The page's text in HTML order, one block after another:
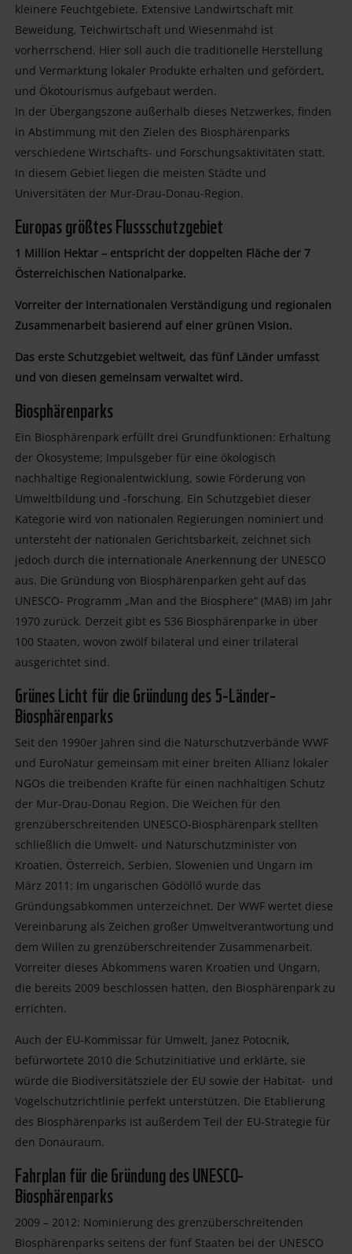
kleinere Feuchtgebiete. Extensive Landwirtschaft mit
Beweidung, Teichwirtschaft und Wiesenmahd ist
vorherrschend. Hier soll auch die traditionelle Herstellung
und Vermarktung lokaler Produkte erhalten und gefördert,
und Ökotourismus aufgebaut werden.
In der Übergangszone außerhalb dieses Netzwerkes, finden
in Abstimmung mit den Zielen des Biosphärenparks
verschiedene Wirtschafts- und Forschungsaktivitäten statt.
In diesem Gebiet liegen die meisten Städte und
Universitäten der Mur-Drau-Donau-Region.
Europas größtes Flussschutzgebiet
1 Million Hektar – entspricht der doppelten Fläche der 7
Österreichischen Nationalparke.
Vorreiter der internationalen Verständigung und regionalen
Zusammenarbeit basierend auf einer grünen Vision.
Das erste Schutzgebiet weltweit, das fünf Länder umfasst
und von diesen gemeinsam verwaltet wird.
Biosphärenparks
Ein Biosphärenpark erfüllt drei Grundfunktionen: Erhaltung
der Ökosysteme; Impulsgeber für eine ökologisch
nachhaltige Regionalentwicklung, sowie Förderung von
Umweltbildung und -forschung. Ein Schutzgebiet dieser
Kategorie wird von nationalen Regierungen nominiert und
untersteht der nationalen Gerichtsbarkeit, zeichnet sich
jedoch durch die internationale Anerkennung der UNESCO
aus. Die Gründung von Biosphärenparken geht auf das
UNESCO- Programm „Man and the Biosphere“ (MAB) im Jahr
1970 zurück. Derzeit gibt es 536 Biosphärenparke in über
100 Staaten, wovon zwölf bilateral und einer trilateral
ausgerichtet sind.
Grünes Licht für die Gründung des 5-Länder-
Biosphärenparks
Seit den 1990er Jahren sind die Naturschutzverbände WWF
und EuroNatur gemeinsam mit einer breiten Allianz lokaler
NGOs die treibenden Kräfte für einen nachhaltigen Schutz
der Mur-Drau-Donau Region. Die Weichen für den
grenzüberschreitenden UNESCO-Biosphärenpark stellten
schließlich die Umwelt- und Naturschutzminister von
Kroatien, Österreich, Serbien, Slowenien und Ungarn im
März 2011: Im ungarischen Gödöllő wurde das
Gründungsabkommen unterzeichnet. Der WWF wertet diese
Vereinbarung als Zeichen großer Umweltverantwortung und
dem Willen zu grenzüberschreitender Zusammenarbeit.
Vorreiter dieses Abkommens waren Kroatien und Ungarn,
die bereits 2009 beschlossen hatten, den Biosphärenpark zu
errichten.
Auch der EU-Kommissar für Umwelt, Janez Potocnik,
befürwortete 2010 die Schutzinitiative und erklärte, sie
würde die Biodiversitätsziele der EU sowie der Habitat- und
Vogelschutzrichtlinie perfekt unterstützen. Die Etablierung
des Biosphärenparks ist außerdem Teil der EU-Strategie für
den Donauraum.
Fahrplan für die Gründung des UNESCO-
Biosphärenparks
2009 – 2012: Nominierung des grenzüberschreitenden
Biosphärenparks seitens der fünf Staaten bei der UNESCO